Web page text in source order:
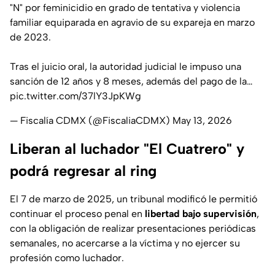
"N" por feminicidio en grado de tentativa y violencia
familiar equiparada en agravio de su expareja en marzo
de 2023.
Tras el juicio oral, la autoridad judicial le impuso una
sanción de 12 años y 8 meses, además del pago de la…
pic.twitter.com/37lY3JpKWg
— Fiscalía CDMX (@FiscaliaCDMX) May 13, 2026
Liberan al luchador "El Cuatrero" y
podrá regresar al ring
El 7 de marzo de 2025, un tribunal modificó le permitió
continuar el proceso penal en libertad bajo supervisión,
con la obligación de realizar presentaciones periódicas
semanales, no acercarse a la víctima y no ejercer su
profesión como luchador.